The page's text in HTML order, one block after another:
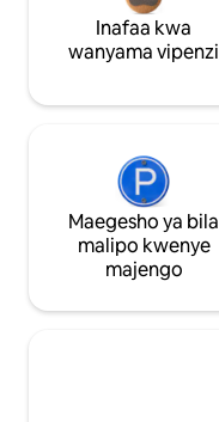
Inafaa kwa
wanyama vipenzi
Maegesho ya bila
malipo kwenye
majengo